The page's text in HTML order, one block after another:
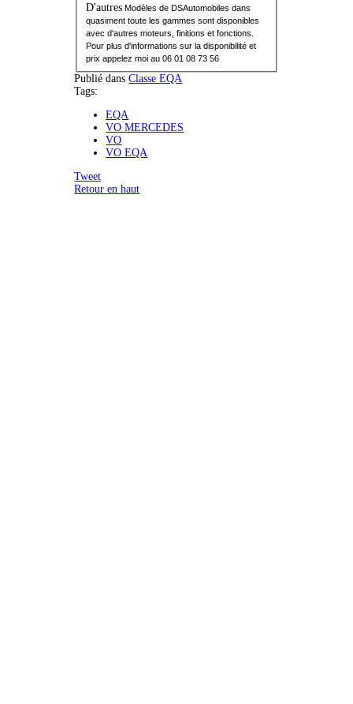
D'autresModèles de DSAutomobiles dans
quasiment toute les gammes sont disponibles
avec d'autres moteurs, finitions et fonctions.
Pour plus d'informations sur la disponibilité et
prix appelez moi au 06 01 08 73 56
Publié dans Classe EQA
Tags:
EQA
VO MERCEDES
VO
VO EQA
Tweet
Retour en haut